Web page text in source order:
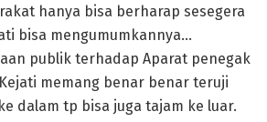
hanya bisa berharap sesegera
bisa mengumumkannya…
publik terhadap Aparat penegak
memang benar benar teruji
dalam tp bisa juga tajam ke luar.